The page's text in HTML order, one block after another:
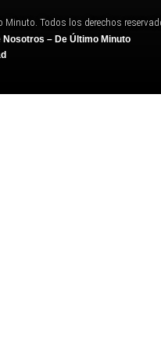
Minuto. Todos los derechos
Nosotros – De Último Minuto